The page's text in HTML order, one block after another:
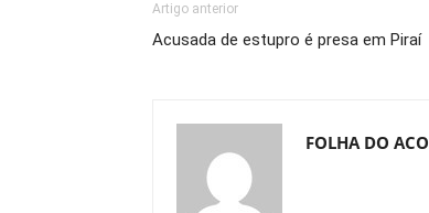
Artigo anterior
Acusada de estupro é presa em Piraí
FOLHA DO ACO